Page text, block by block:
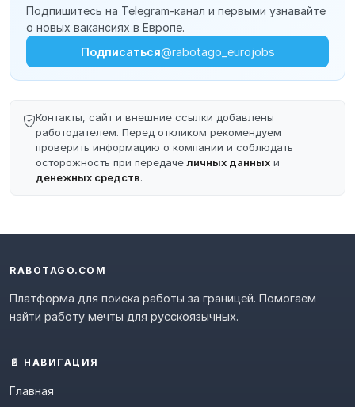
Подпишитесь на Telegram-канал и первыми узнавайте
о новых вакансиях в Европе.
Подписаться@rabotago_eurojobs
Контакты, сайт и внешние ссылки добавлены
работодателем. Перед откликом рекомендуем
проверить информацию о компании и соблюдать
осторожность при передачеличных данных и
денежных средств.
RABOTAGO.COM
Платформа для поиска работы за границей. Помогаем
найти работу мечты для русскоязычных.
📄 НАВИГАЦИЯ
Главная